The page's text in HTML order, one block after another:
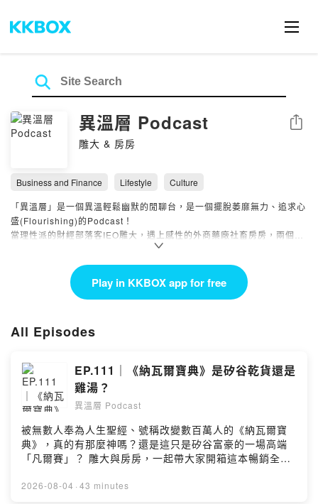
異溫層 Podcast
雕大 & 房房
Share
Business and Finance Lifestyle
Culture
「異溫層」是一個異溫輕鬆幽默的閒聊台，是一個擺脫萎靡無力、追求心
盛(Flourishing)的Podcast！
當理性派的財經部落客IEO雕大，遇上感性的外商藥廠社畜房房，兩個截
然不同的靈魂，用輕鬆對談補充五種心盛維生素：
🌱 感知學習 (Learning) 保持開放與好奇
🤝 歸屬連結 (Belonging) 創造真誠連結
🌟 靈性超越 (Transcendence) 提升心靈層次
透過書本智慧、專家洞見、真實體驗，在異溫層，我們用嚴肅的熱情，一
異溫層的IG：
https://www.instagram.com/echo_break/
房房的IG：https://www.instagram.com/miss.fang66/
IEO 雕大的IG：https://www.instagram.com/ieobserve/
Hosting provided by SoundOn
Play in KKBOX app for free
All Episodes
EP.111｜《納瓦爾寶典》是矽谷乾貨還是
雞湯？
異溫層 Podcast
被無數人奉為人生聖經、號稱改變數百萬人的《納瓦爾寶
典》，真的有那麼神嗎？還是這只是矽谷富豪的一場高端
「凡爾賽」？ 雕大與房房，一起帶大家開箱這本暢銷全球
到快樂、冥想與退休觀念。究竟他是提醍醐灌頂的現代哲
2026-08-04 · 43 minutes